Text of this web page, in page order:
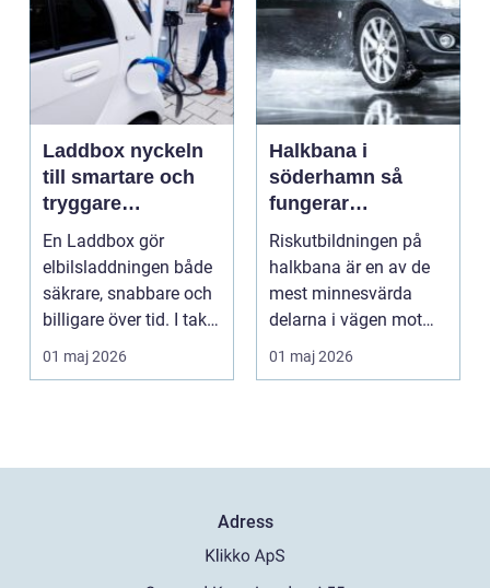
Laddbox nyckeln
till smartare och
tryggare
elbilsladdning
hemma
En Laddbox gör
elbilsladdningen både
säkrare, snabbare och
billigare över tid. I takt
med att fler s...
01 maj 2026
Halkbana i
söderhamn så
fungerar
riskutbildningen
och därför spelar
den roll
Riskutbildningen på
halkbana är en av de
mest minnesvärda
delarna i vägen mot
körkort. Många
kommer ...
01 maj 2026
Adress